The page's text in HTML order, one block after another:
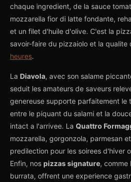
chaque ingredient, de la sauce
mozzarella fior di latte fondante,
et un filet d'huile d'olive. C'est la
savoir-faire du pizzaiolo et la qualite
heures.
La Diavola, avec son salame
seduit les amateurs de saveurs
genereuse supporte parfaitement le
entre le piquant du salami et la
intact a l'arrivee. La Quattro
mozzarella, gorgonzola, parmesan
predilection pour les soirees d'hiver
Enfin, nos pizzas signature, comme
burrata, offrent une experience